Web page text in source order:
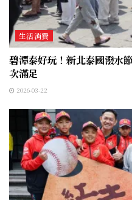
生活消費
碧潭泰好玩！新北泰國潑水
次滿足
2026-03-22